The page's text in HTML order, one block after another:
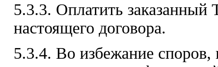
5.3.3. Оплатить заказанный
настоящего договора.
5.3.4. Во избежание споров,